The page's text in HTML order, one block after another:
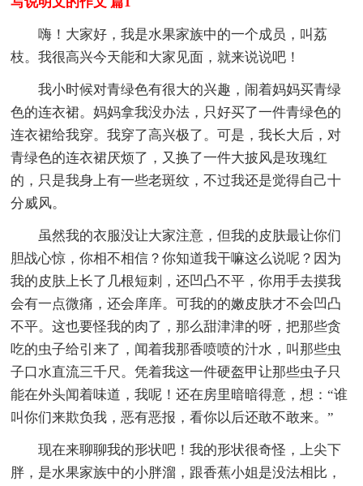
嗨！大家好，我是水果家族中的一个成员，叫荔
枝。我很高兴今天能和大家见面，就来说说吧！
我小时候对青绿色有很大的兴趣，闹着妈妈买青绿
色的连衣裙。妈妈拿我没办法，只好买了一件青绿色的
连衣裙给我穿。我穿了高兴极了。可是，我长大后，对
青绿色的连衣裙厌烦了，又换了一件大披风是玫瑰红
的，只是我身上有一些老斑纹，不过我还是觉得自己十
分威风。
虽然我的衣服没让大家注意，但我的皮肤最让你们
胆战心惊，你相不相信？你知道我干嘛这么说呢？因为
我的皮肤上长了几根短刺，还凹凸不平，你用手去摸我
会有一点微痛，还会庠庠。可我的的嫩皮肤才不会凹凸
不平。这也要怪我的肉了，那么甜津津的呀，把那些贪
吃的虫子给引来了，闻着我那香喷喷的汁水，叫那些虫
子口水直流三千尺。凭着我这一件硬盔甲让那些虫子只
能在外头闻着味道，我呢！还在房里暗暗得意，想：“谁
叫你们来欺负我，恶有恶报，看你以后还敢不敢来。”
现在来聊聊我的形状吧！我的形状很奇怪，上尖下
胖，是水果家族中的小胖溜，跟香蕉小姐是没法相比，